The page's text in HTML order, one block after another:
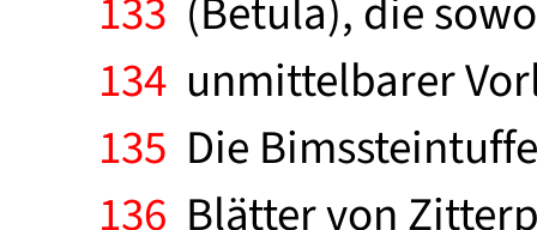
133 (Betula), die
134 unmittelbarer
135 Die
136 Blätter von